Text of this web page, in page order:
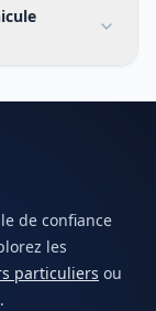
de confiance
les
particuliers ou
.